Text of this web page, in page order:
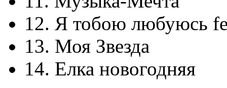
12. Я тобою любуюсь
13. Моя Звезда
14. Елка новогодняя